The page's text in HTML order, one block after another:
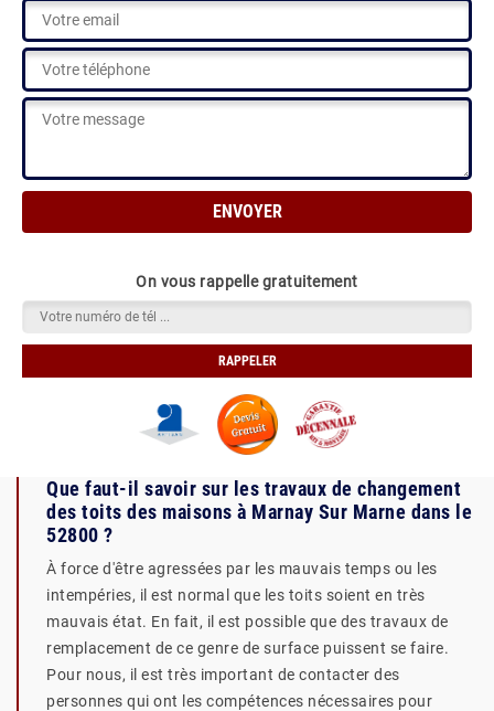
On vous rappelle gratuitement
Que faut-il savoir sur les travaux de changement
des toits des maisons à Marnay Sur Marne dans le
52800 ?
À force d'être agressées par les mauvais temps ou les
intempéries, il est normal que les toits soient en très
mauvais état. En fait, il est possible que des travaux de
remplacement de ce genre de surface puissent se faire.
Pour nous, il est très important de contacter des
personnes qui ont les compétences nécessaires pour